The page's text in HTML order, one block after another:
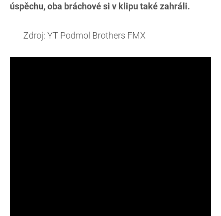
úspěchu, oba bráchové si v klipu také zahráli.
Zdroj: YT Podmol Brothers FMX